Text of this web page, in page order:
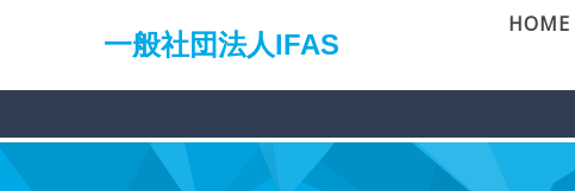
一般社団法人IFAS
HOME